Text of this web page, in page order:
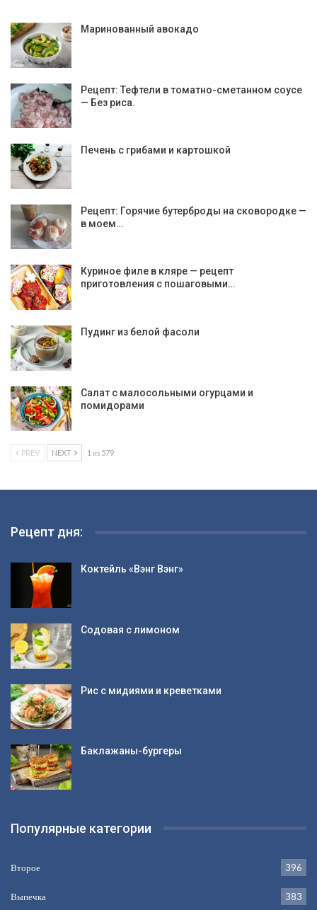
Маринованный авокадо
Рецепт: Тефтели в томатно-сметанном соусе
— Без риса.
Печень с грибами и картошкой
Рецепт: Горячие бутерброды на сковородке —
в моем…
Куриное филе в кляре — рецепт
приготовления с пошаговыми…
Пудинг из белой фасоли
Салат с малосольными огурцами и
помидорами
PREV NEXT 1 из 579
Рецепт дня:
Коктейль «Вэнг Вэнг»
Содовая с лимоном
Рис с мидиями и креветками
Баклажаны-бургеры
Популярные категории
Второе 396
Выпечка 383